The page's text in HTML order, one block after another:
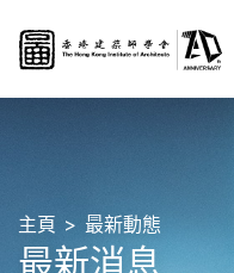
主頁 最新動態
最新消息